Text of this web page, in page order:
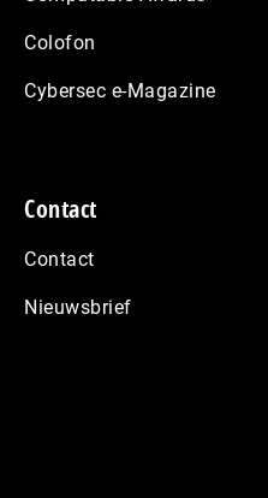
Colofon
Cybersec e-Magazine
Contact
Contact
Nieuwsbrief